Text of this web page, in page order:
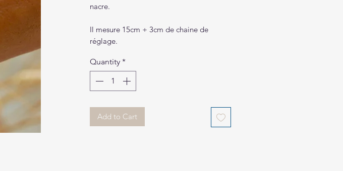
nacre.
Il mesure 15cm + 3cm de chaine de
réglage.
Quantity *
Add to Cart